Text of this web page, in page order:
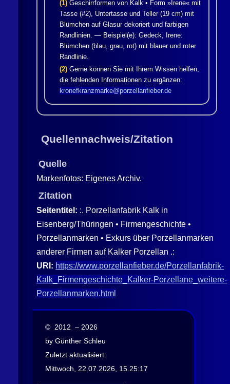
(1)Geschirrformen von Kalk• Form »Irene« mit
Tasse (#2), Untertasse und Teller (19 cm) mit
Blümchen auf Glasur dekoriert und farbigen
Randlinien. — Beispiel(e): Gedeck, Irene:
Blümchen (blau, grau, rot) mit blauer und roter
Randlinie.
(2)Gerne können Sie mit Ihrem Wissen helfen,
die fehlenden Informationen zu ergänzen:
kronefkranzmarke@porzellanfieber.de
Quellennachweis/Zitation
Quelle
Markenfotos: Eigenes Archiv.
Zitation
Seitentitel: :. Porzellanfabrik Kalk in
Eisenberg/Thüringen • Firmengeschichte •
Porzellanmarken • Exkurs über Porzellanmarken
anderer Firmen auf Kalker Porzellan .:
URI: https://www.porzellanfieber.de/Porzellanfabrik-
Kalk_Firmengeschichte_Kalker-Porzellane_weitere-
Porzellanmarken.html
© 2012 – 2026
by Günther Schleu
Zuletzt aktualisiert:
Mittwoch, 22.07.2026, 15.25:17